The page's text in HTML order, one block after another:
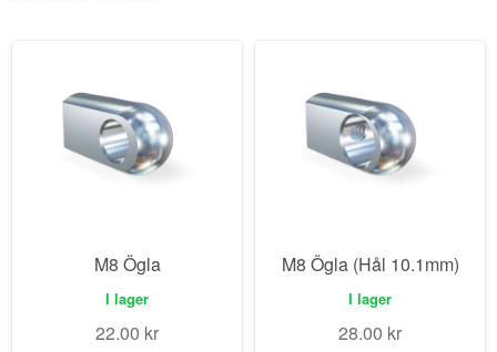
M8 Ögla
I lager
22.00 kr
M8 Ögla (Hål 10.1mm)
I lager
28.00 kr